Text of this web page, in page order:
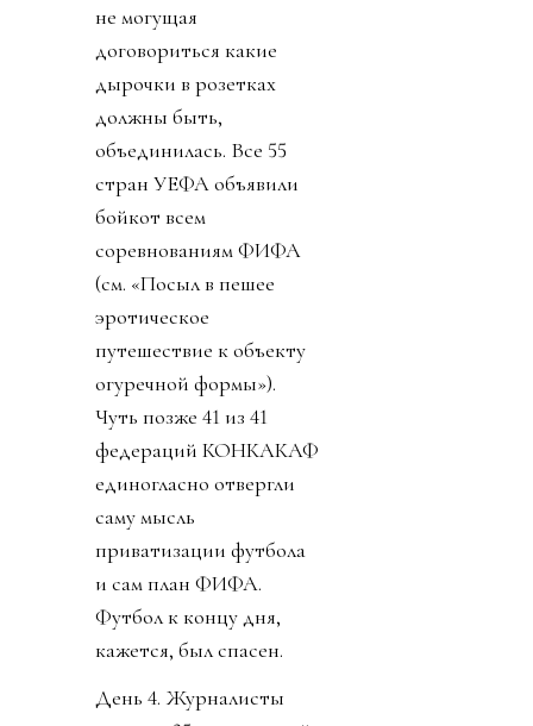
не могущая
договориться какие
дырочки в розетках
должны быть,
объединилась. Все 55
стран УЕФА объявили
бойкот всем
соревнованиям ФИФА
(см. «Посыл в пешее
эротическое
путешествие к объекту
огуречной формы»).
Чуть позже 41 из 41
федераций КОНКАКАФ
единогласно отвергли
саму мысль
приватизации футбола
и сам план ФИФА.
Футбол к концу дня,
кажется, был спасен.
День 4. Журналисты